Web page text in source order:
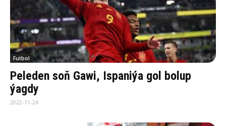
Futbol
Peleden soň Gawi, Ispaniýa gol bolup
ýagdy
2022-11-24